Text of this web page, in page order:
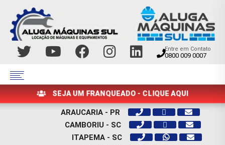
Entre em Contato
0800 009 0007
SEJA UM FRANQUEADO - CLIQUE AQUI
ARAUCARIA - PR
CAMBORIU - SC
ITAPEMA - SC